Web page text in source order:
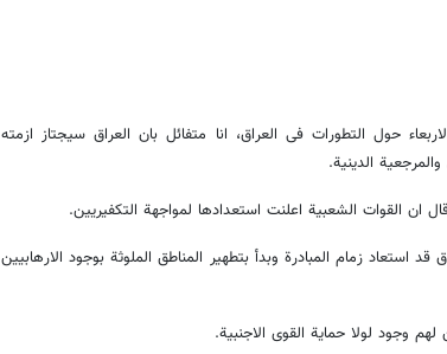
حول التطورات فی العراق، انا متفائل بان العراق سیجتاز ازمته
الدینیة.
ان القوات الشعبیة اعلنت استعدادها لمواجهة التکفیریین.
زمام المبادرة وبدأ بتطهیر المناطق الملوثة بوجود الارهابیین
وجود لولا حمایة القوی الاجنبیة.